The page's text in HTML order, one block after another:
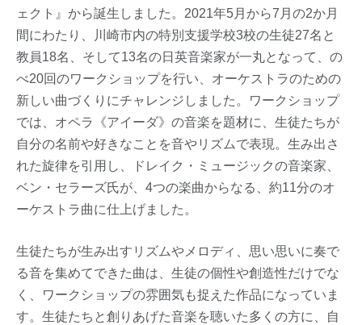
ェクト』から誕生しました。2021年5月から7月の2か月
間にわたり、川崎市内の特別支援学校3校の生徒27名と
教員18名、そして13名の日英音楽家が一丸となって、の
べ20回のワークショップを行い、オーケストラのための
新しい曲づくりにチャレンジしました。ワークショップ
では、オペラ《アイーダ》の音楽を題材に、生徒たちが
自分の名前や好きなことを音やリズムで表現。生み出さ
れた旋律を引用し、ドレイク・ミュージックの音楽家、
ベン・セラーズ氏が、4つの楽曲からなる、約11分のオ
ーケストラ曲に仕上げました。
生徒たちが生み出すリズムやメロディ、思い思いに奏で
る音を集めてできた曲は、生徒の個性や創造性だけでな
く、ワークショップの雰囲気も捉えた作品になっていま
す。生徒たちと創りあげた音楽を聴いた多くの方に、自